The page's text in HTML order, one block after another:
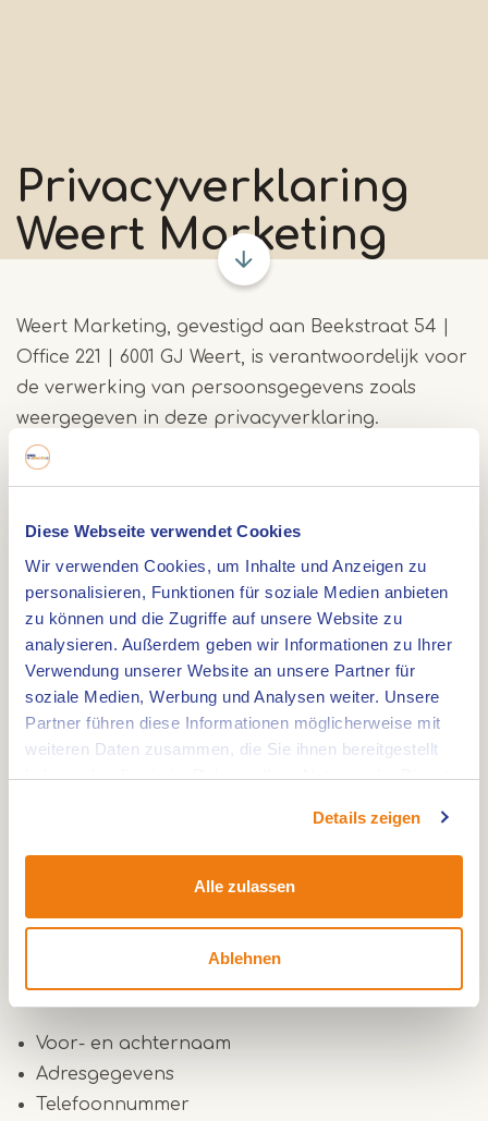
Diese Webseite verwendet Cookies
Wir verwenden Cookies, um Inhalte und Anzeigen zu
personalisieren, Funktionen für soziale Medien anbieten
zu können und die Zugriffe auf unsere Website zu
analysieren. Außerdem geben wir Informationen zu Ihrer
Verwendung unserer Website an unsere Partner für
soziale Medien, Werbung und Analysen weiter. Unsere
Partner führen diese Informationen möglicherweise mit
weiteren Daten zusammen, die Sie ihnen bereitgestellt
haben oder die sie im Rahmen Ihrer Nutzung der Dienste
Details zeigen
Alle zulassen
Ablehnen
Privacyverklaring
Weert Marketing
Weert Marketing, gevestigd aan Beekstraat 54 |
Office 221 | 6001 GJ Weert, is verantwoordelijk voor
de verwerking van persoonsgegevens zoals
weergegeven in deze privacyverklaring.
Contactgegevens
www.inweert.nl
Beekstraat 54 | Office 221
6001 GJ Weert
0495-743115
Marga van Lierop is de Functionaris
Gegevensbescherming van Weert Marketing zij is
te bereiken via office@inweert.nl.
Persoonsgegevens die wij verwerken
Weert Marketing verwerkt uw persoonsgegevens
doordat u gebruik maakt van onze diensten
en/of omdat u deze zelf aan ons
Voor- en achternaam
Adresgegevens
Telefoonnummer